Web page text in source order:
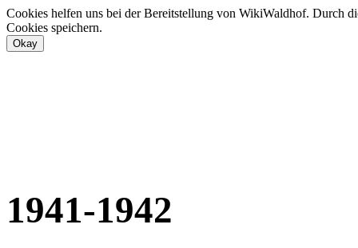
Cookies helfen uns bei der Bereitstellung von WikiWaldhof. Durch
Cookies speichern.
1941-1942